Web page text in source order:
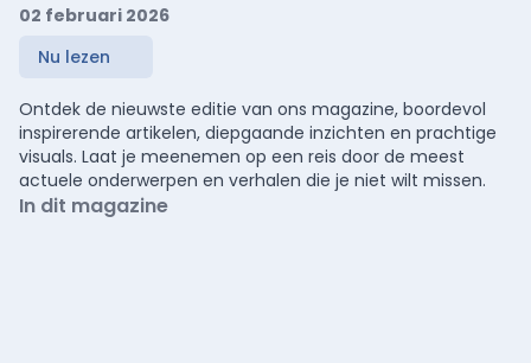
02 februari 2026
Nu lezen
Ontdek de nieuwste editie van ons magazine, boordevol
inspirerende artikelen, diepgaande inzichten en prachtige
visuals. Laat je meenemen op een reis door de meest
actuele onderwerpen en verhalen die je niet wilt missen.
In dit magazine